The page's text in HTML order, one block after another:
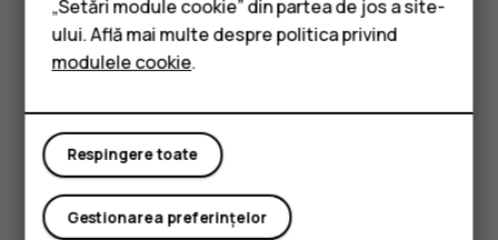
Accesorii
Tablete
doriți să o modificați și selectați SIM-ul.
Considerați utile aceste informații?
Da Nu
„Setări module cookie” din partea de jos a site-
ului. Află mai multe despre politica privind
modulele cookie.
Respingere toate
Gestionarea preferințelor